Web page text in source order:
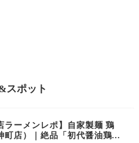
スポット
ラーメンレポ】自家製麺 鶏
町店）｜絶品「初代醤油鶏そ